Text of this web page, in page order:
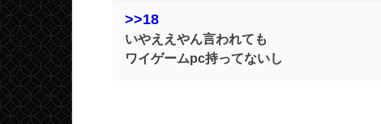
>>18
いやええやん言われても
ワイゲームpc持ってないし